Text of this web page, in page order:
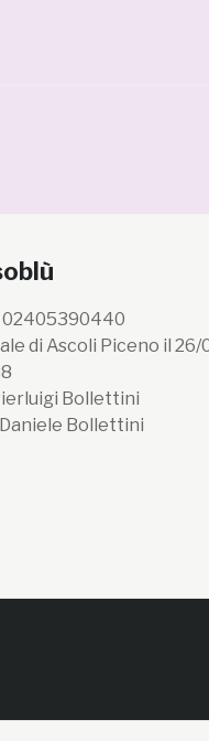
02405390440
di Ascoli Piceno il 26/
Bollettini
Bollettini